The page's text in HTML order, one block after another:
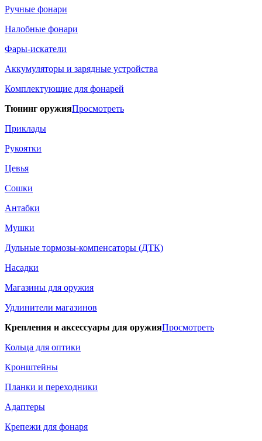
Ручные фонари
Налобные фонари
Фары-искатели
Аккумуляторы и зарядные устройства
Комплектующие для фонарей
Тюнинг оружияПросмотреть
Приклады
Рукоятки
Цевья
Сошки
Антабки
Мушки
Дульные тормозы-компенсаторы (ДТК)
Насадки
Магазины для оружия
Удлинители магазинов
Крепления и аксессуары для оружияПросмотреть
Кольца для оптики
Кронштейны
Планки и переходники
Адаптеры
Крепежи для фонаря